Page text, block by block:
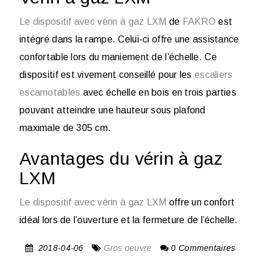
Le dispositif avec vérin à gaz LXM de FAKRO est
intégré dans la rampe. Celui-ci offre une assistance
confortable lors du maniement de l’échelle. Ce
dispositif est vivement conseillé pour lesescaliers
escamotables avec échelle en bois en trois parties
pouvant atteindre une hauteur sous plafond
maximale de 305 cm.
Avantages du vérin à gaz
LXM
Le dispositif avec vérin à gaz LXM offre un confort
idéal lors de l’ouverture et la fermeture de l’échelle.
2018-04-06 Gros oeuvre 0 Commentaires